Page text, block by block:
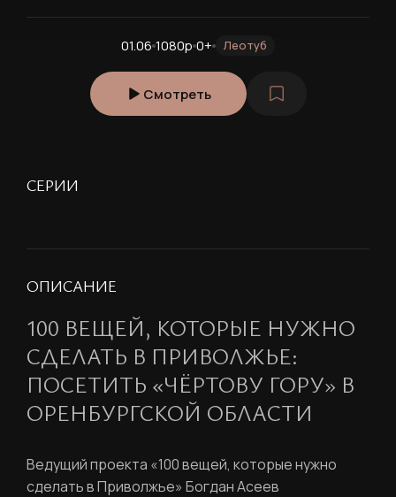
01.06 1080p 0+ Леотуб
Смотреть
СЕРИИ
ОПИСАНИЕ
100 ВЕЩЕЙ, КОТОРЫЕ НУЖНО
СДЕЛАТЬ В ПРИВОЛЖЬЕ:
ПОСЕТИТЬ «ЧЁРТОВУ ГОРУ» В
ОРЕНБУРГСКОЙ ОБЛАСТИ
Ведущий проекта «100 вещей, которые нужно
сделать в Приволжье» Богдан Асеев